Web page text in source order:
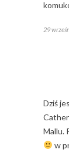
29
Dziś
Mallu.
w